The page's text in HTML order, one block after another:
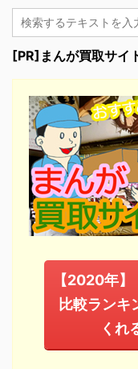
[PR]まんが買取サイ
【2020年
比較ランキ
くれ